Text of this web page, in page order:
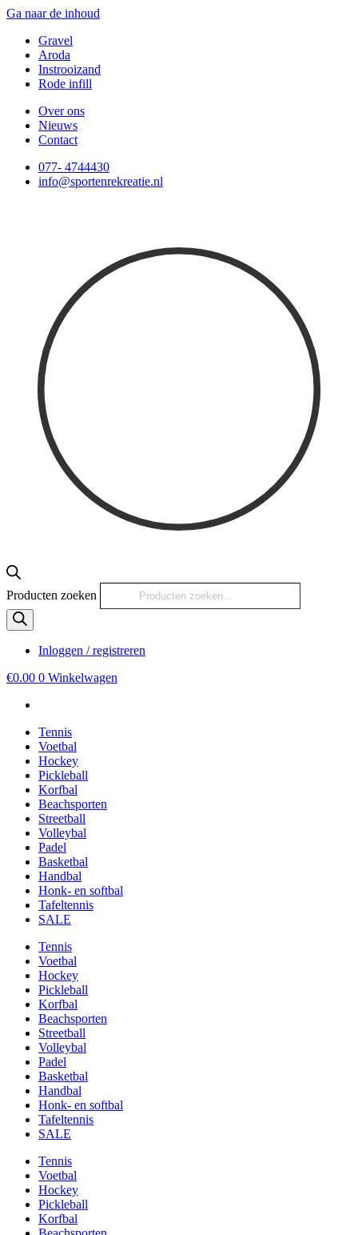
Ga naar de inhoud
Gravel
Aroda
Instrooizand
Rode infill
Over ons
Nieuws
Contact
077- 4744430
info@sportenrekreatie.nl
Producten zoeken
Inloggen / registreren
€0.00 0 Winkelwagen
Tennis
Voetbal
Hockey
Pickleball
Korfbal
Beachsporten
Streetball
Volleybal
Padel
Basketbal
Handbal
Honk- en softbal
Tafeltennis
SALE
Tennis
Voetbal
Hockey
Pickleball
Korfbal
Beachsporten
Streetball
Volleybal
Padel
Basketbal
Handbal
Honk- en softbal
Tafeltennis
SALE
Tennis
Voetbal
Hockey
Pickleball
Korfbal